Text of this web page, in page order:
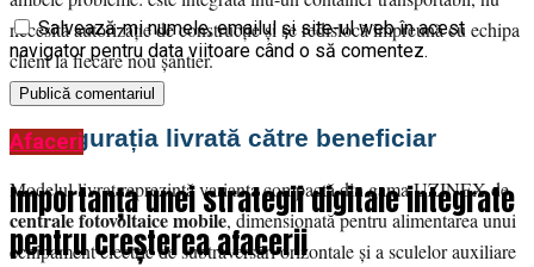
necesită autorizație de construcție și se redislocă împreună cu echipa
client la fiecare nou șantier.
Configurația livrată către beneficiar
Modelul livrat reprezintă varianta compactă din gama UZINEX de
centrale fotovoltaice mobile, dimensionată pentru alimentarea unui
echipament electric de subtraversări orizontale și a sculelor auxiliare
Salvează-mi numele, emailul și site-ul web în acest
navigator pentru data viitoare când o să comentez.
Afaceri
Importanța unei strategii digitale integrate
pentru creșterea afacerii